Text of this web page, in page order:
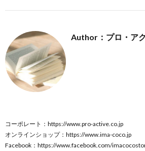
Author：プロ・ア
コーポレート： https://www.pro-active.co.jp
オンラインショップ： https://www.ima-coco.jp
Facebook： https://www.facebook.com/